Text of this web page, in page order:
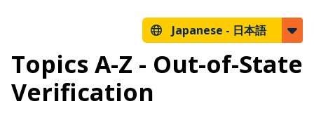
Japanese - 日本語
Topics A-Z - Out-of-State
Verification